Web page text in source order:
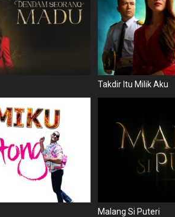
Takdir Itu Milik Aku
Malang Si Puteri